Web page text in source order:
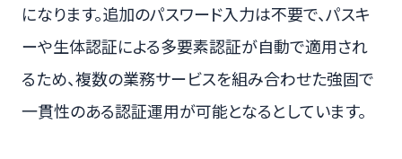
になります。追加のパスワード入力は不要で、パスキ
ーや生体認証による多要素認証が自動で適用され
るため、複数の業務サービスを組み合わせた強固で
一貫性のある認証運用が可能となるとしています。